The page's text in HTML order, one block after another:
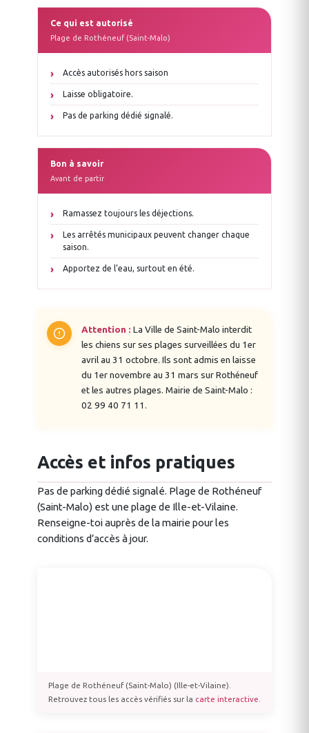
Ce qui est autorisé
Plage de Rothéneuf (Saint-Malo)
Accès autorisés hors saison
Laisse obligatoire.
Pas de parking dédié signalé.
Bon à savoir
Avant de partir
Ramassez toujours les déjections.
Les arrêtés municipaux peuvent changer chaque
saison.
Apportez de l’eau, surtout en été.
Attention : La Ville de Saint-Malo interdit
les chiens sur ses plages surveillées du 1er
avril au 31 octobre. Ils sont admis en laisse
du 1er novembre au 31 mars sur Rothéneuf
et les autres plages. Mairie de Saint-Malo :
02 99 40 71 11.
Accès et infos pratiques
Pas de parking dédié signalé. Plage de Rothéneuf
(Saint-Malo) est une plage de Ille-et-Vilaine.
Renseigne-toi auprès de la mairie pour les
conditions d’accès à jour.
Plage de Rothéneuf (Saint-Malo) (Ille-et-Vilaine).
Retrouvez tous les accès vérifiés sur la carte interactive